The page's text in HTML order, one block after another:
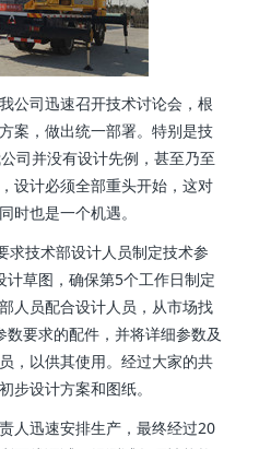
司迅速召开技术讨论会，根
案，做出统一部署。特别是技
司并没有设计先例，甚至乃至
设计必须全部重头开始，这对
时也是一个机遇。
技术部设计人员制定技术参
草图，确保第5个工作日制定
人员配合设计人员，从市场找
要求的配件，并将详细参数及
，以供其使用。经过大家的共
步设计方案和图纸。
迅速安排生产，最终经过20